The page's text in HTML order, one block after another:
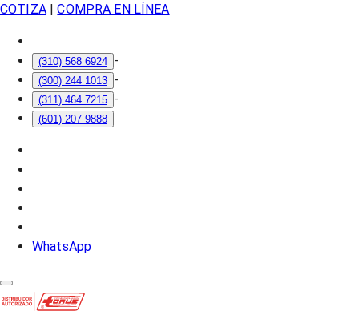
COTIZA| COMPRA EN LÍNEA
(310) 568 6924 -
(300) 244 1013 -
(311) 464 7215 -
(601) 207 9888
WhatsApp